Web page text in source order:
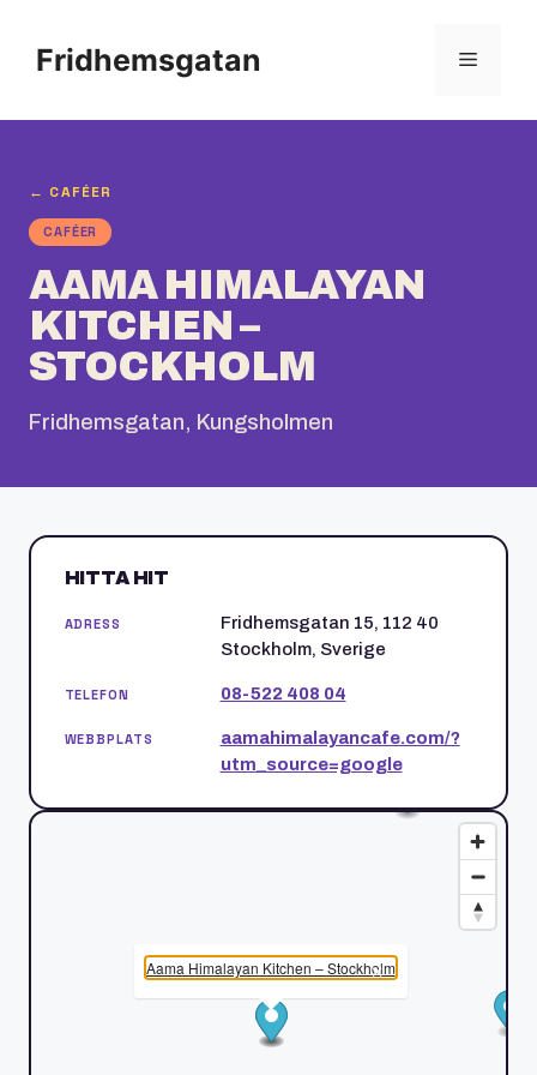
innehållFridhemsgatan Meny
← CAFÉER
CAFÉER
AAMA HIMALAYAN
KITCHEN –
STOCKHOLM
Fridhemsgatan, Kungsholmen
HITTA HIT
ADRESS
Fridhemsgatan 15, 112 40
Stockholm, Sverige
TELEFON 08-522 408 04
WEBBPLATS
aamahimalayancafe.com/?
utm_source=google
Aama Himalayan Kitchen – Stockholm
×